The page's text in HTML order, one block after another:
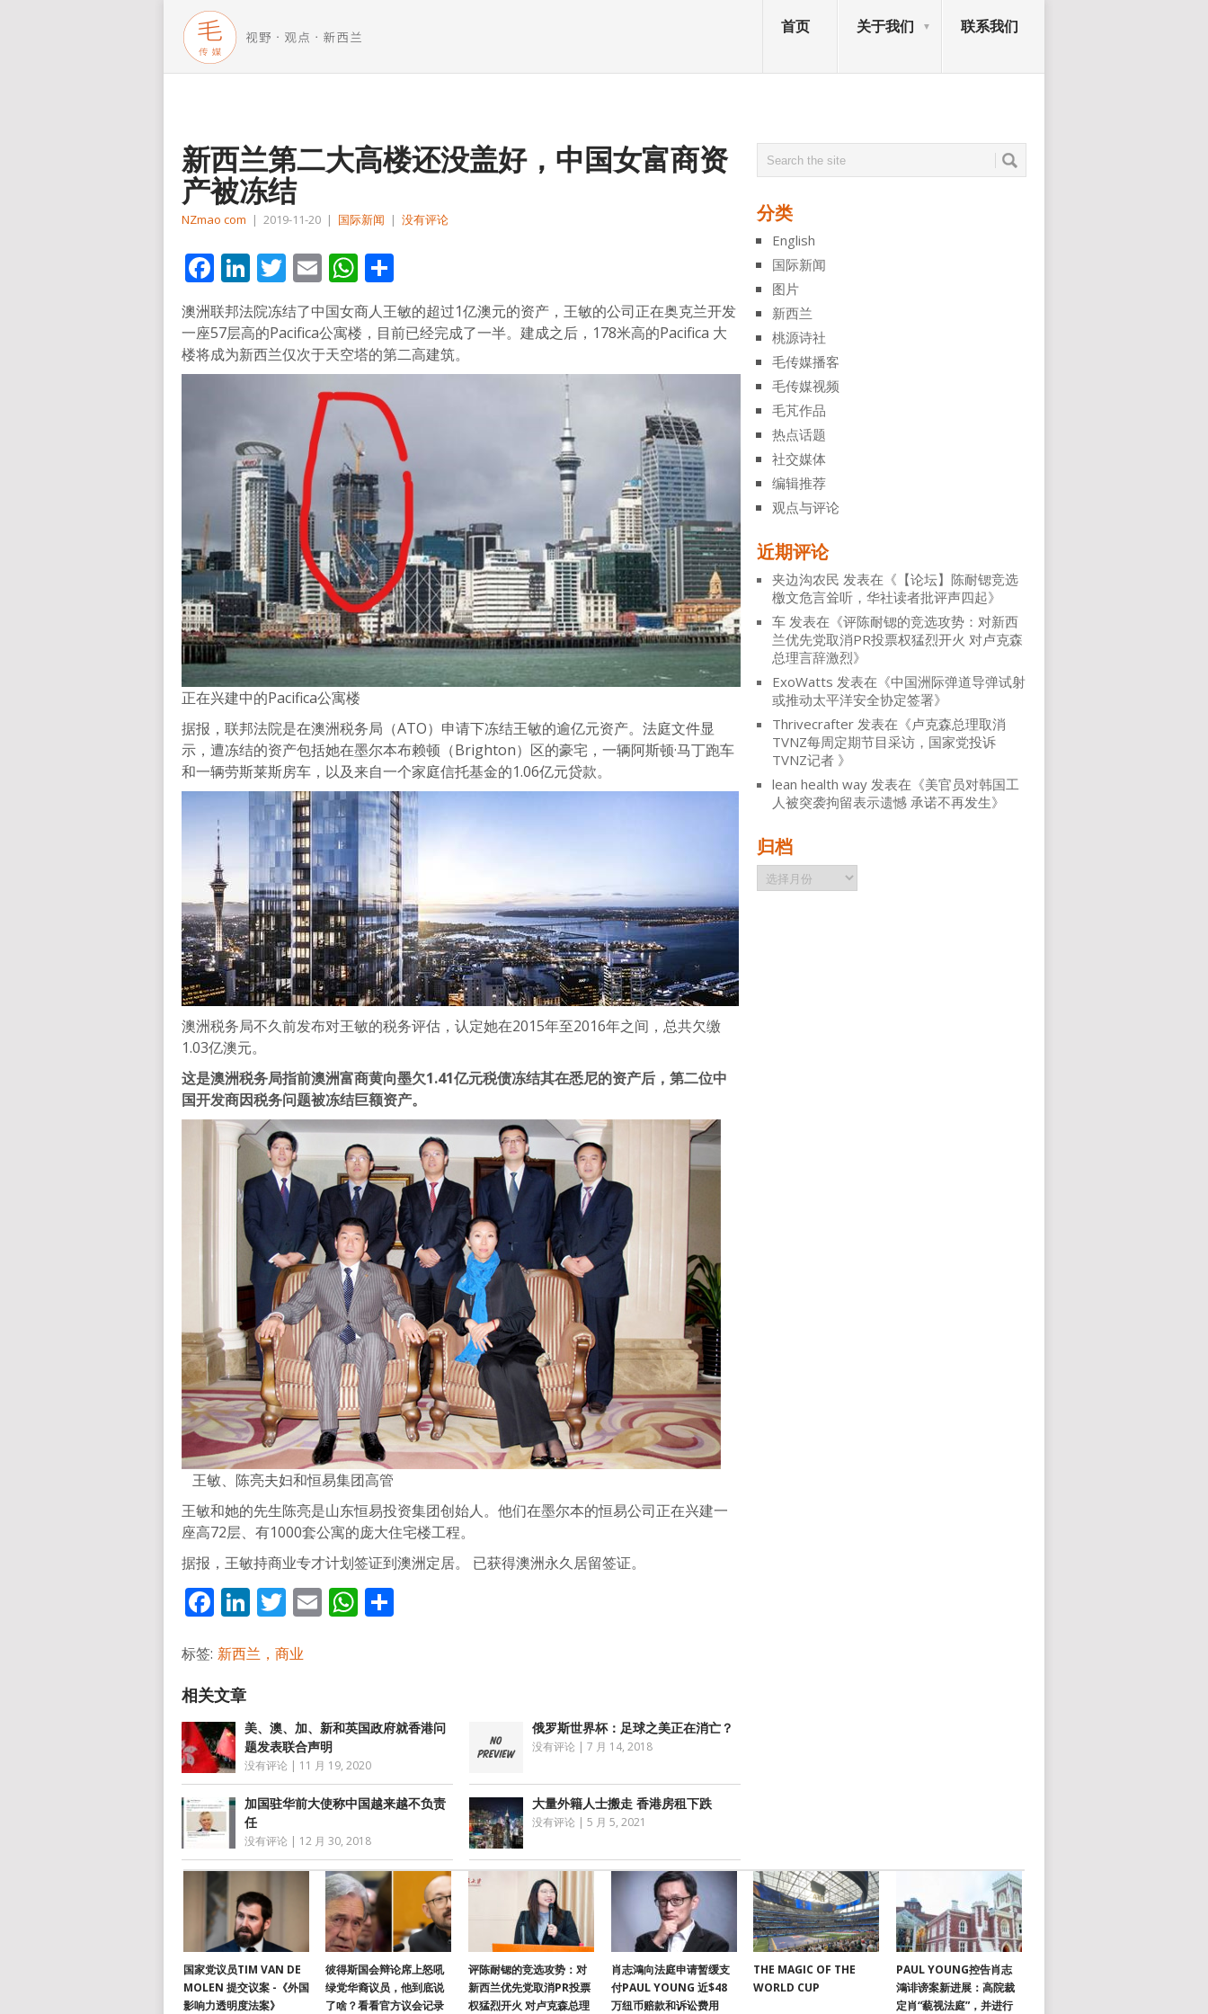
首页 关于我们 联系我们
新西兰第二大高楼还没盖好，中国女富商资
产被冻结
NZmao com | 2019-11-20 | 国际新闻 | 没有评论
Facebook
LinkedIn
Twitter
EmailWhatsApp
享
澳洲联邦法院冻结了中国女商人王敏的超过1亿澳元的资产，王敏的公司正在奥克兰开发
一座57层高的Pacifica公寓楼，目前已经完成了一半。建成之后，178米高的Pacifica 大
楼将成为新西兰仅次于天空塔的第二高建筑。
正在兴建中的Pacifica公寓楼
据报，联邦法院是在澳洲税务局（ATO）申请下冻结王敏的逾亿元资产。法庭文件显
示，遭冻结的资产包括她在墨尔本布赖顿（Brighton）区的豪宅，一辆阿斯顿·马丁跑车
和一辆劳斯莱斯房车，以及来自一个家庭信托基金的1.06亿元贷款。
澳洲税务局不久前发布对王敏的税务评估，认定她在2015年至2016年之间，总共欠缴
1.03亿澳元。
这是澳洲税务局指前澳洲富商黄向墨欠1.41亿元税债冻结其在悉尼的资产后，第二位中
国开发商因税务问题被冻结巨额资产。
王敏、陈亮夫妇和恒易集团高管
王敏和她的先生陈亮是山东恒易投资集团创始人。他们在墨尔本的恒易公司正在兴建一
座高72层、有1000套公寓的庞大住宅楼工程。
据报，王敏持商业专才计划签证到澳洲定居。 已获得澳洲永久居留签证。
Facebook
LinkedIn
Twitter
EmailWhatsApp
标签: 新西兰，商业
美、澳、加、新和英国政府就香港问
题发表联合声明
没有评论 11 月 19, 2020
俄罗斯世界杯：足球之美正在消亡？
没有评论 |7 月 14, 2018
加国驻华前大使称中国越来越不负责
任
没有评论 12 月 30, 2018
大量外籍人士搬走 香港房租下跌
没有评论 |5 月 5, 2021
分类
English
国际新闻
图片
新西兰
桃源诗社
毛传媒播客
毛传媒视频
毛芃作品
热点话题
社交媒体
编辑推荐
观点与评论
近期评论
夹边沟农民 发表在《 【论坛】陈耐锶竞选
檄文危言耸听，华社读者批评声四起》
车 发表在《评陈耐锶的竞选攻势：对新西
兰优先党取消PR投票权猛烈开火 对卢克森
总理言辞激烈》
ExoWatts 发表在《中国洲际弹道导弹试射
或推动太平洋安全协定签署》
Thrivecrafter 发表在《卢克森总理取消
TVNZ每周定期节目采访，国家党投诉
TVNZ记者 》
lean health way 发表在《美官员对韩国工
人被突袭拘留表示遗憾 承诺不再发生》
归档
归
档
国家党议员TIM VAN DE
MOLEN 提交议案 -《外国
影响力透明度法案》
彼得斯国会辩论席上怒吼
绿党华裔议员，他到底说
了啥？看看官方议会记录
评陈耐锶的竞选攻势：对
新西兰优先党取消PR投票
权猛烈开火 对卢克森总理
肖志鴻向法庭申请暂缓支
付PAUL YOUNG 近$48
万纽币赔款和诉讼费用
THE MAGIC OF THE
WORLD CUP
PAUL YOUNG控告肖志
鴻诽谤案新进展：高院裁
定肖“藐视法庭”，并进行